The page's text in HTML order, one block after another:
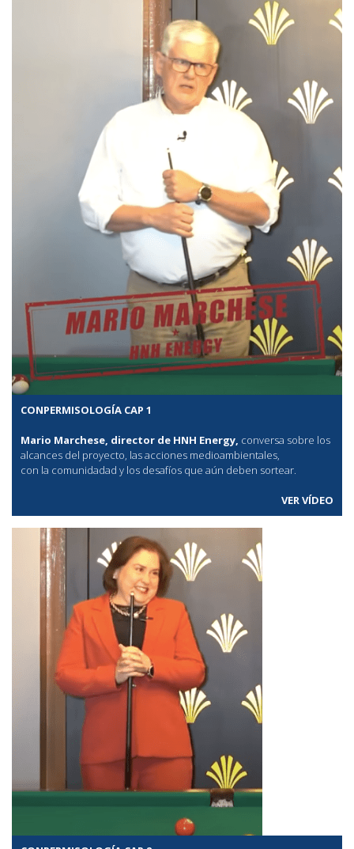
CONPERMISOLOGÍA CAP 1
Mario Marchese, director de HNH Energy, conversa sobre los
alcances del proyecto, las acciones medioambientales,
con la comunidadad y los desafíos que aún deben sortear.
VER VÍDEO